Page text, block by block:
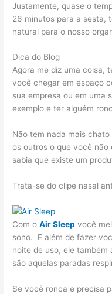
Justamente, quase o
26 minutos para a sesta,
natural para o nosso
Dica do Blog
Agora me diz uma coisa,
você chegar em espaço
sua empresa ou em uma
exemplo e ter alguém
Não tem nada mais
os outros o que você
sabia que existe um
Trata-se do clipe nasal
Com oAir Sleep você
sono. E além de fazer
noite de uso, ele também
são aquelas paradas
Se você ronca e precisa